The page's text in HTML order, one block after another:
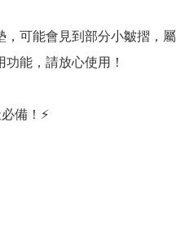
，可能會見到部分小皺摺，屬
能，請放心使用！
備！⚡️